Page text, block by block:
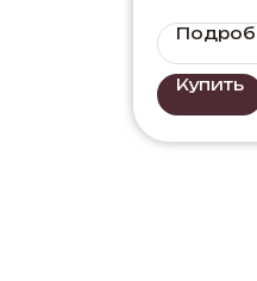
Купить